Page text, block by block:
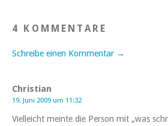
4 KOMMENTARE
Schreibe einen Kommentar →
Christian
19. Juni 2009 um 11:32
Vielleicht meinte die Person mit „was